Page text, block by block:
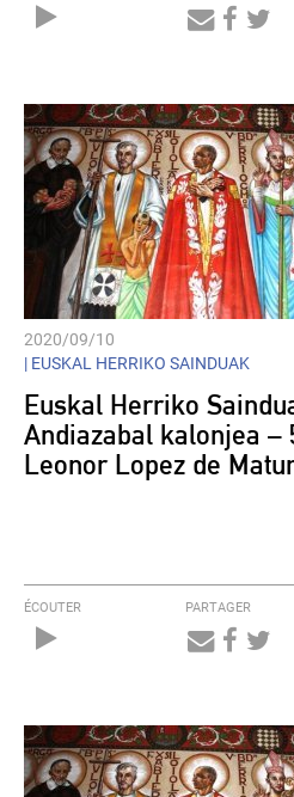
2020/09/10
| EUSKAL HERRIKO SAINDUAK
Euskal Herriko
Andiazabal kalonjea –
Leonor Lopez de
ÉCOUTER PARTAGER